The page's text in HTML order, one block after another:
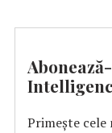
Primește cele